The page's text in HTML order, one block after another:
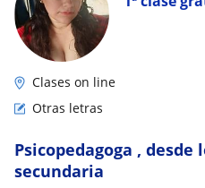
Clases on line
Otras letras
Psicopedagoga , desde
secundaria